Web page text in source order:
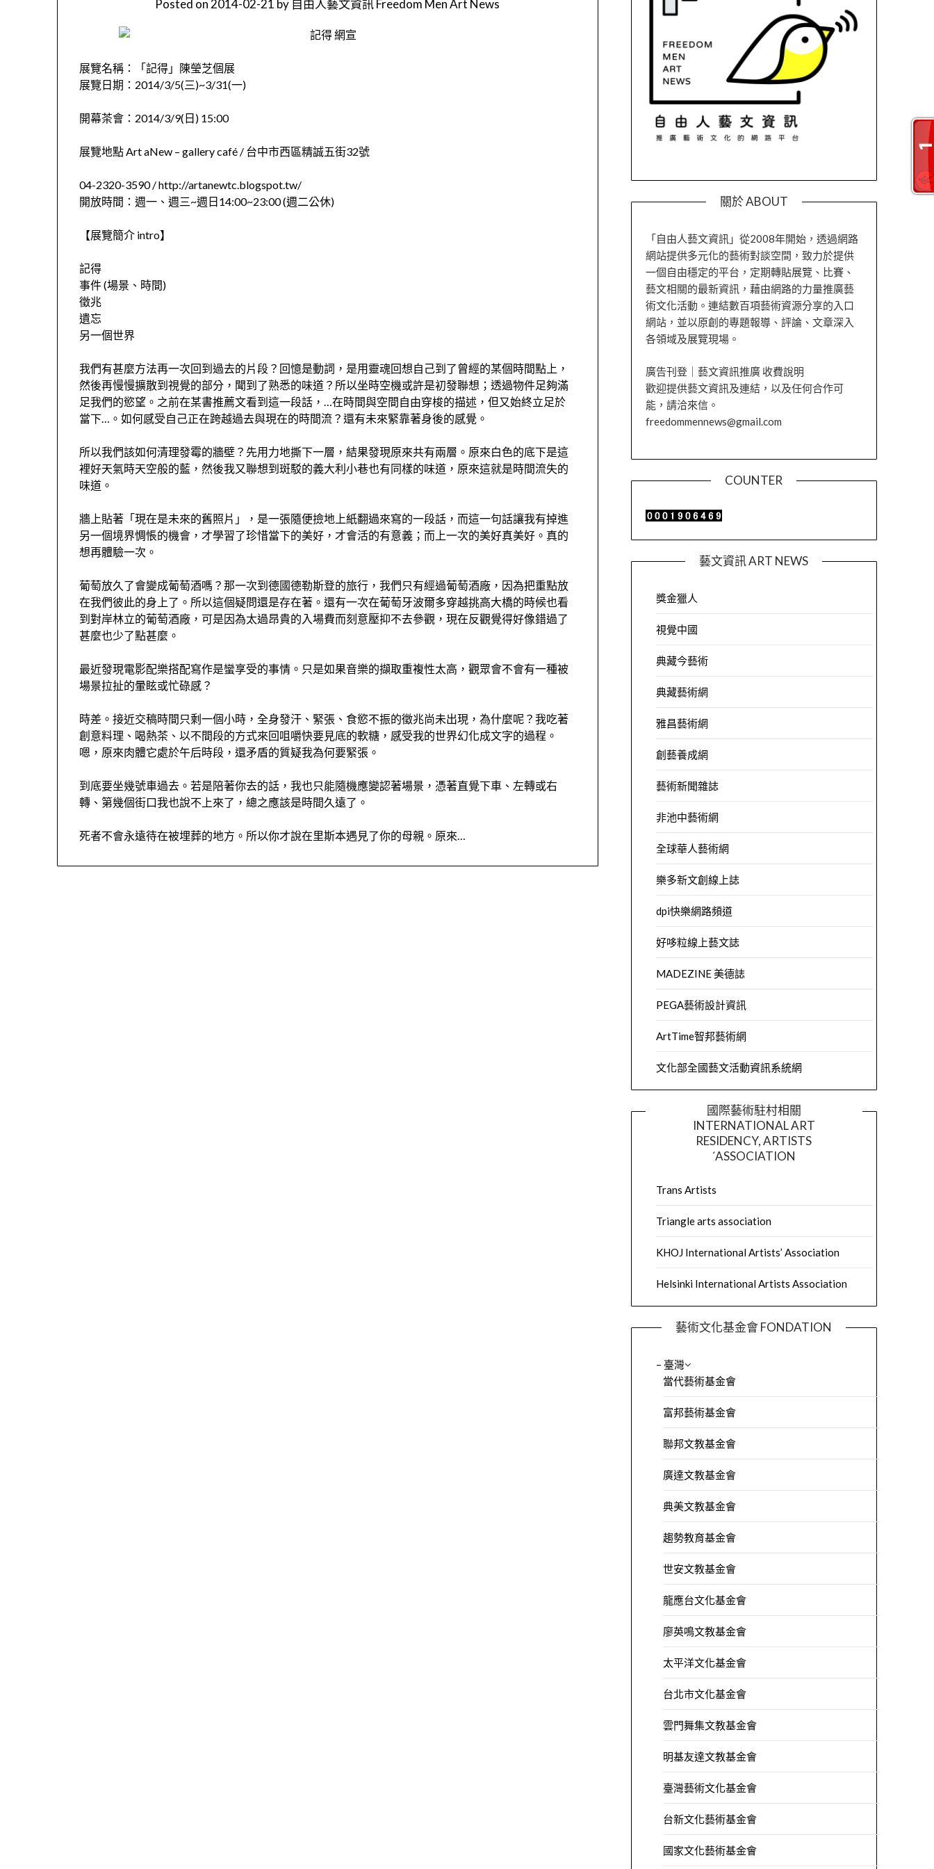
Posted on2014-02-21 by 自由人藝文資訊 Freedom Men Art News
展覽名稱：「記得」陳瑩芝個展
展覽日期：2014/3/5(三)~3/31(一)
開幕茶會：2014/3/9(日) 15:00
展覽地點 Art aNew – gallery café / 台中市西區精誠五街32號
04-2320-3590 / http://artanewtc.blogspot.tw/
開放時間：週一、週三~週日14:00~23:00 (週二公休)
【展覽簡介 intro】
記得
事件 (場景、時間)
徵兆
遺忘
另一個世界
我們有甚麼方法再一次回到過去的片段？回憶是動詞，是用靈魂回想自己到了曾經的某個時間點上，
然後再慢慢擴散到視覺的部分，聞到了熟悉的味道？所以坐時空機或許是初發聯想；透過物件足夠滿
足我們的慾望。之前在某書推薦文看到這一段話，…在時間與空間自由穿梭的描述，但又始終立足於
當下…。如何感受自己正在跨越過去與現在的時間流？還有未來緊靠著身後的感覺。
所以我們該如何清理發霉的牆壁？先用力地撕下一層，結果發現原來共有兩層。原來白色的底下是這
裡好天氣時天空般的藍，然後我又聯想到斑駁的義大利小巷也有同樣的味道，原來這就是時間流失的
味道。
牆上貼著「現在是未來的舊照片」，是一張隨便撿地上紙翻過來寫的一段話，而這一句話讓我有掉進
另一個境界惆悵的機會，才學習了珍惜當下的美好，才會活的有意義；而上一次的美好真美好。真的
想再體驗一次。
葡萄放久了會變成葡萄酒嗎？那一次到德國德勒斯登的旅行，我們只有經過葡萄酒廠，因為把重點放
在我們彼此的身上了。所以這個疑問還是存在著。還有一次在葡萄牙波爾多穿越挑高大橋的時候也看
到對岸林立的葡萄酒廠，可是因為太過昂貴的入場費而刻意壓抑不去參觀，現在反觀覺得好像錯過了
甚麼也少了點甚麼。
最近發現電影配樂搭配寫作是蠻享受的事情。只是如果音樂的擷取重複性太高，觀眾會不會有一種被
場景拉扯的暈眩或忙碌感？
時差。接近交稿時間只剩一個小時，全身發汗、緊張、食慾不振的徵兆尚未出現，為什麼呢？我吃著
創意料理、喝熱茶、以不間段的方式來回咀嚼快要見底的軟糖，感受我的世界幻化成文字的過程。
嗯，原來肉體它處於午后時段，還矛盾的質疑我為何要緊張。
到底要坐幾號車過去。若是陪著你去的話，我也只能隨機應變認著場景，憑著直覺下車、左轉或右
轉、第幾個街口我也說不上來了，總之應該是時間久遠了。
死者不會永遠待在被埋葬的地方。所以你才說在里斯本遇見了你的母親。原來…
關於 ABOUT
「自由人藝文資訊」從2008年開始，透過網路
網站提供多元化的藝術對談空間，致力於提供
一個自由穩定的平台，定期轉貼展覽、比賽、
藝文相關的最新資訊，藉由網路的力量推廣藝
術文化活動。連結數百項藝術資源分享的入口
網站，並以原創的專題報導、評論、文章深入
各領域及展覽現場。
廣告刊登｜藝文資訊推廣 收費說明
歡迎提供藝文資訊及連結，以及任何合作可
能，請洽來信。
freedommennews@gmail.com
COUNTER
藝文資訊 ART NEWS
獎金獵人
視覺中國
典藏今藝術
典藏藝術網
雅昌藝術網
創藝養成網
藝術新聞雜誌
非池中藝術網
全球華人藝術網
樂多新文創線上誌
dpi快樂網路頻道
好哆粒線上藝文誌
MADEZINE 美德誌
PEGA藝術設計資訊
ArtTime智邦藝術網
文化部全國藝文活動資訊系統網
國際藝術駐村相關
INTERNATIONAL ART
RESIDENCY, ARTISTS
´ASSOCIATION
Trans Artists
Triangle arts association
KHOJ International Artists’ Association
Helsinki International Artists Association
藝術文化基金會 FONDATION
– 臺灣
當代藝術基金會
富邦藝術基金會
聯邦文教基金會
廣達文教基金會
典美文教基金會
趨勢教育基金會
世安文教基金會
龍應台文化基金會
廖英鳴文教基金會
太平洋文化基金會
台北市文化基金會
雲門舞集文教基金會
明基友達文教基金會
臺灣藝術文化基金會
台新文化藝術基金會
國家文化藝術基金會